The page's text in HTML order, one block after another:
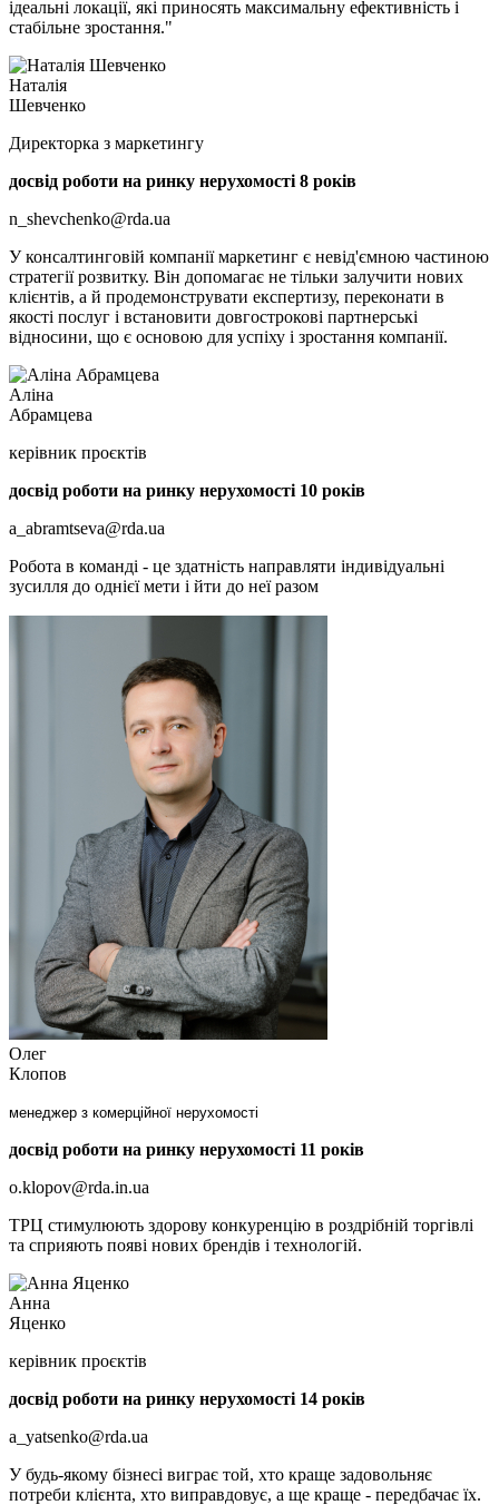
ідеальні локації, які приносять максимальну ефективність і
стабільне зростання."
Наталія
Шевченко
Директорка з маркетингу
досвід роботи на ринку нерухомості 8 років
n_shevchenko@rda.ua
У консалтинговій компанії маркетинг є невід'ємною частиною
стратегії розвитку. Він допомагає не тільки залучити нових
клієнтів, а й продемонструвати експертизу, переконати в
якості послуг і встановити довгострокові партнерські
відносини, що є основою для успіху і зростання компанії.
Аліна
Абрамцева
керівник проєктів
досвід роботи на ринку нерухомості 10 років
a_abramtseva@rda.ua
Робота в команді - це здатність направляти індивідуальні
зусилля до однієї мети і йти до неї разом
Олег
Клопов
менеджер з комерційної нерухомості
досвід роботи на ринку нерухомості 11 років
o.klopov@rda.in.ua
ТРЦ стимулюють здорову конкуренцію в роздрібній торгівлі
та сприяють появі нових брендів і технологій.
Анна
Яценко
керівник проєктів
досвід роботи на ринку нерухомості 14 років
a_yatsenko@rda.ua
У будь-якому бізнесі виграє той, хто краще задовольняє
потреби клієнта, хто виправдовує, а ще краще - передбачає їх.